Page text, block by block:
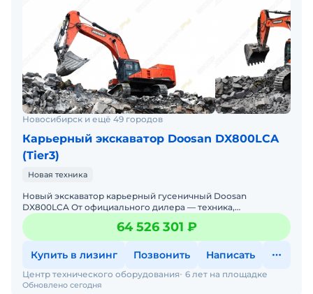
Новосибирск и ещё 49 городов
Карьерный экскаватор Doosan DX800LCA
(Tier3)
Новая техника
Новый экскаватор карьерный гусеничный Doosan
DX800LCA От официального дилера — техника,
проверенная временем, с гарантиями и полным
обслуживанием! Производ64 526 301 ₽
Купить в лизинг Позвонить Написать
Обновлено сегодня
Центр технического оборудования 6 лет на площадке